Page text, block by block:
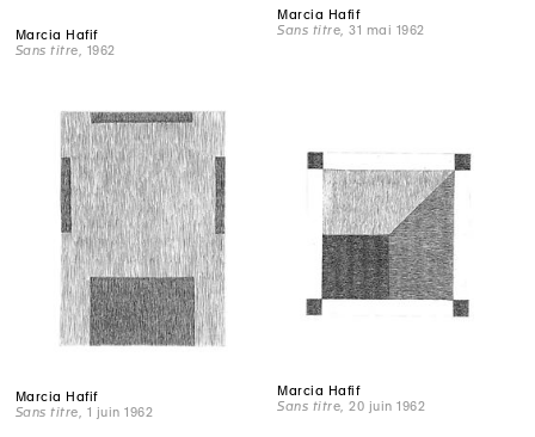
Marcia Hafif
Sans titre , 1962
Marcia Hafif
Sans titre , 31 mai 1962
Marcia Hafif
Sans titre , 1 juin 1962
Marcia Hafif
Sans titre , 20 juin 1962